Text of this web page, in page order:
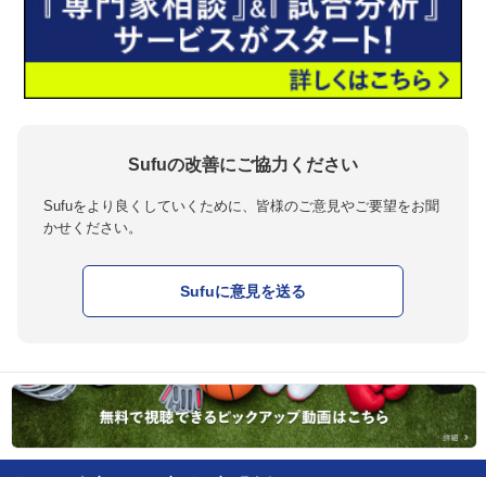
Sufuの改善にご協力ください
Sufuをより良くしていくために、皆様のご意見やご要望をお聞
かせください。
Sufuに意見を送る